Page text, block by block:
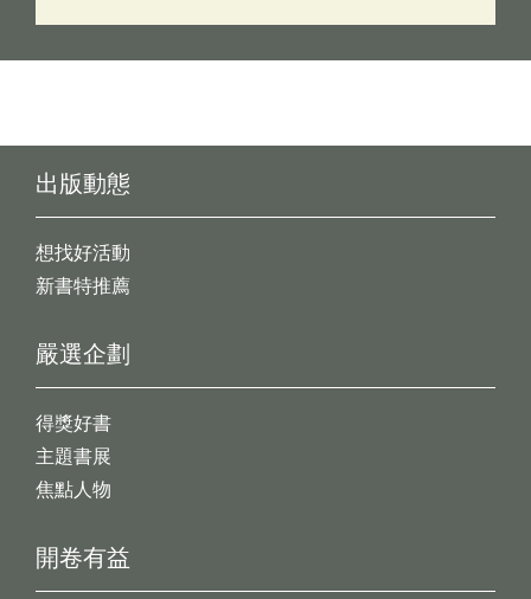
出版動態
想找好活動
新書特推薦
開卷有益
嚴選企劃
得獎好書
主題書展
焦點人物